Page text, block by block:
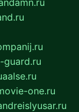
guard.ru
aalse.ru
one.ru